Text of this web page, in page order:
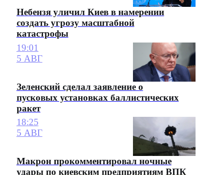
Небензя уличил Киев в намерении
создать угрозу масштабной
катастрофы
19:01
5 АВГ
Зеленский сделал заявление о
пусковых установках баллистических
ракет
18:25
5 АВГ
Макрон прокомментировал ночные
удары по киевским предприятиям ВПК